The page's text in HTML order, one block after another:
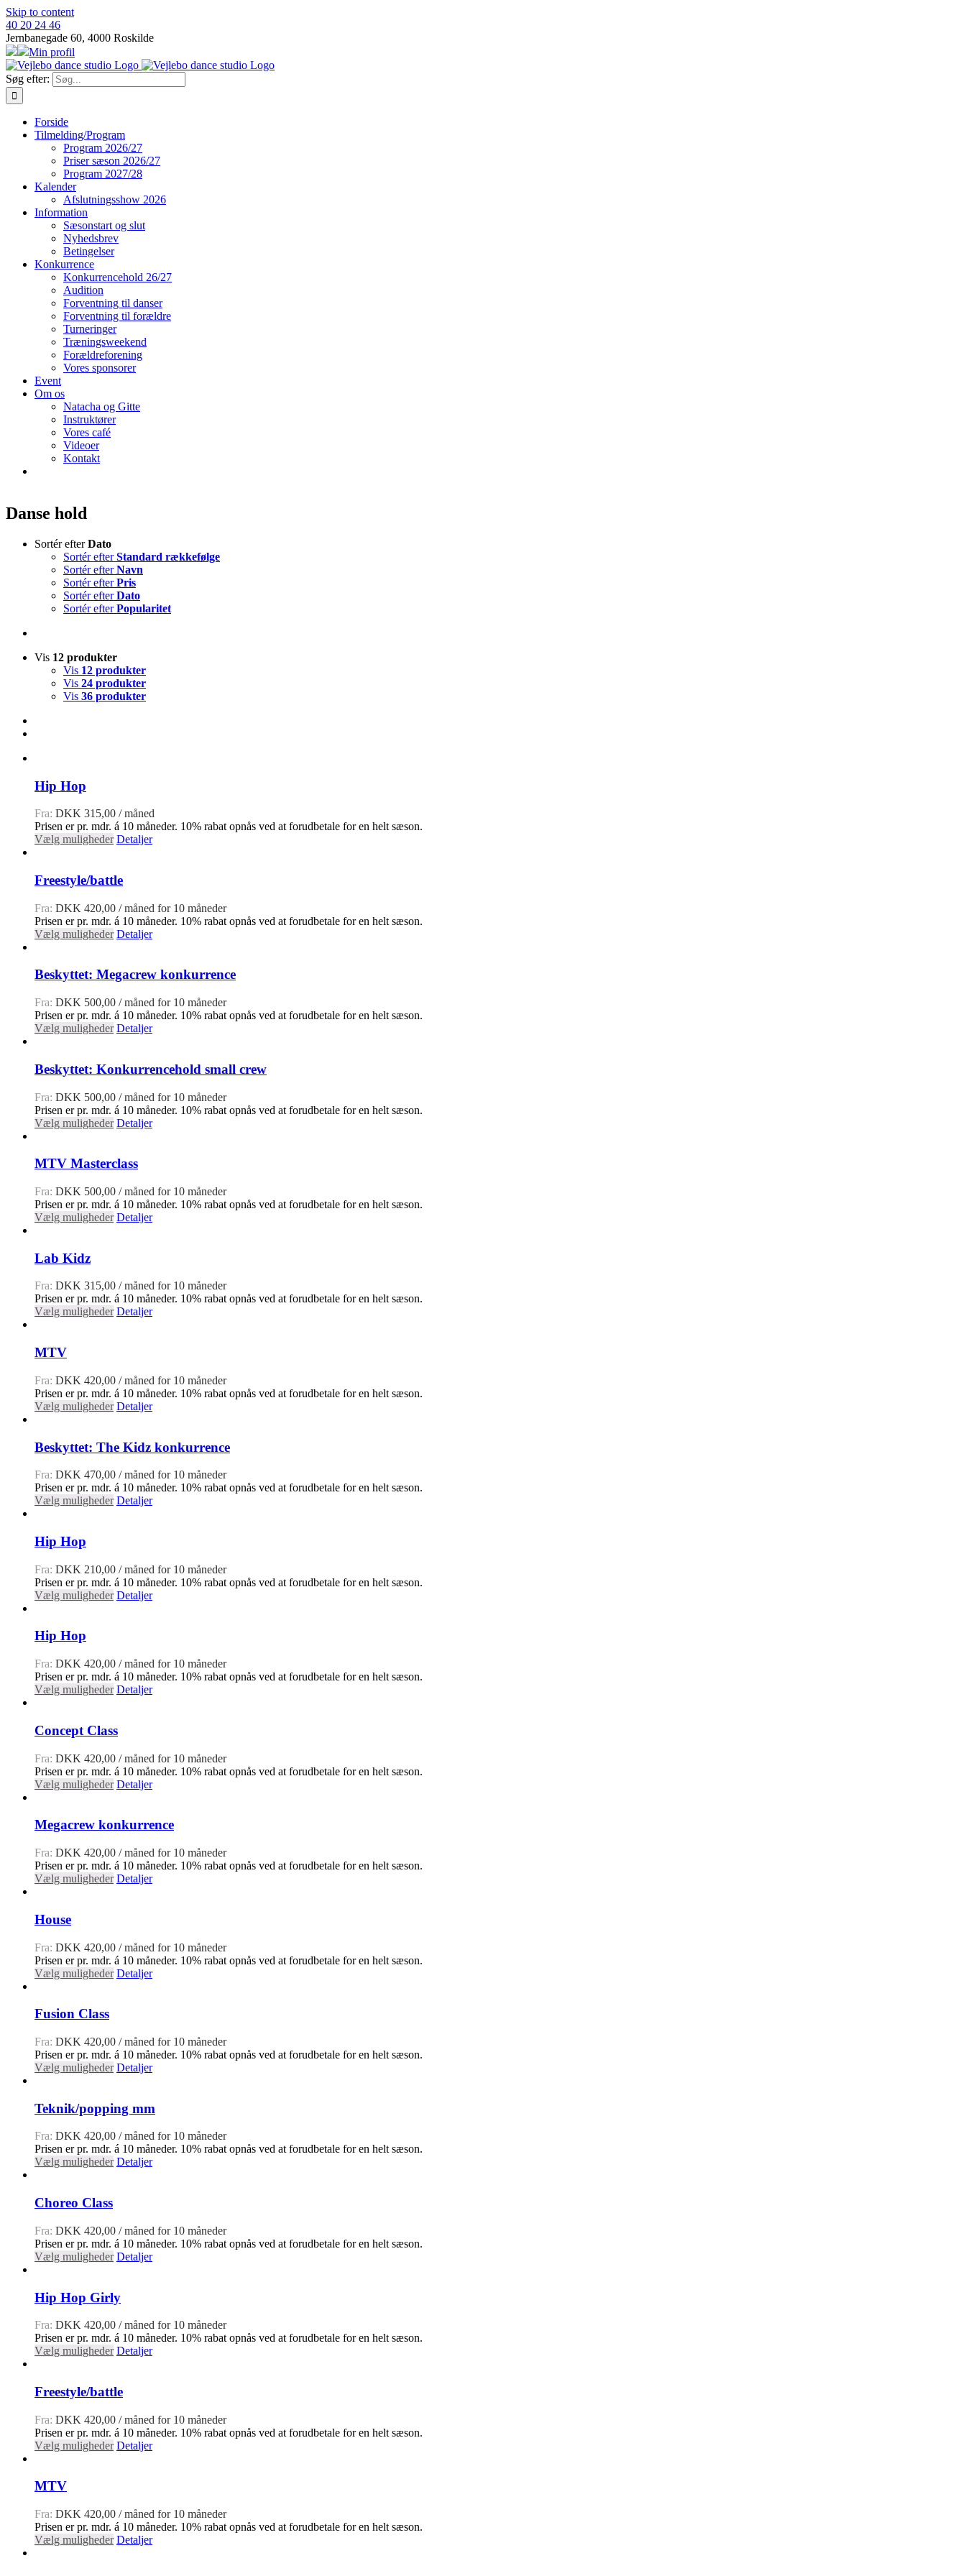
Skip to content
40 20 24 46
Jernbanegade 60, 4000 Roskilde
Min profil
Søg efter:
Forside
Tilmelding/Program
Program 2026/27
Priser sæson 2026/27
Program 2027/28
Kalender
Afslutningsshow 2026
Information
Sæsonstart og slut
Nyhedsbrev
Betingelser
Konkurrence
Konkurrencehold 26/27
Audition
Forventning til danser
Forventning til forældre
Turneringer
Træningsweekend
Forældreforening
Vores sponsorer
Event
Om os
Natacha og Gitte
Instruktører
Vores café
Videoer
Kontakt
Danse hold
Sortér efterDato
Sortér efterStandard rækkefølge
Sortér efterNavn
Sortér efterPris
Sortér efterDato
Sortér efterPopularitet
Vis 12 produkter
Vis 12 produkter
Vis 24 produkter
Vis 36 produkter
Hip Hop
Fra: DKK 315,00 / måned
Prisen er pr. mdr. á 10 måneder. 10% rabat opnås ved at forudbetale for en helt sæson.
Vælg muligheder Detaljer
Freestyle/battle
Fra: DKK 420,00 / måned for 10 måneder
Prisen er pr. mdr. á 10 måneder. 10% rabat opnås ved at forudbetale for en helt sæson.
Vælg muligheder Detaljer
Beskyttet: Megacrew konkurrence
Fra: DKK 500,00 / måned for 10 måneder
Prisen er pr. mdr. á 10 måneder. 10% rabat opnås ved at forudbetale for en helt sæson.
Vælg muligheder Detaljer
Beskyttet: Konkurrencehold small crew
Fra: DKK 500,00 / måned for 10 måneder
Prisen er pr. mdr. á 10 måneder. 10% rabat opnås ved at forudbetale for en helt sæson.
Vælg muligheder Detaljer
MTV Masterclass
Fra: DKK 500,00 / måned for 10 måneder
Prisen er pr. mdr. á 10 måneder. 10% rabat opnås ved at forudbetale for en helt sæson.
Vælg muligheder Detaljer
Lab Kidz
Fra: DKK 315,00 / måned for 10 måneder
Prisen er pr. mdr. á 10 måneder. 10% rabat opnås ved at forudbetale for en helt sæson.
Vælg muligheder Detaljer
MTV
Fra: DKK 420,00 / måned for 10 måneder
Prisen er pr. mdr. á 10 måneder. 10% rabat opnås ved at forudbetale for en helt sæson.
Vælg muligheder Detaljer
Beskyttet: The Kidz konkurrence
Fra: DKK 470,00 / måned for 10 måneder
Prisen er pr. mdr. á 10 måneder. 10% rabat opnås ved at forudbetale for en helt sæson.
Vælg muligheder Detaljer
Hip Hop
Fra: DKK 210,00 / måned for 10 måneder
Prisen er pr. mdr. á 10 måneder. 10% rabat opnås ved at forudbetale for en helt sæson.
Vælg muligheder Detaljer
Hip Hop
Fra: DKK 420,00 / måned for 10 måneder
Prisen er pr. mdr. á 10 måneder. 10% rabat opnås ved at forudbetale for en helt sæson.
Vælg muligheder Detaljer
Concept Class
Fra: DKK 420,00 / måned for 10 måneder
Prisen er pr. mdr. á 10 måneder. 10% rabat opnås ved at forudbetale for en helt sæson.
Vælg muligheder Detaljer
Megacrew konkurrence
Fra: DKK 420,00 / måned for 10 måneder
Prisen er pr. mdr. á 10 måneder. 10% rabat opnås ved at forudbetale for en helt sæson.
Vælg muligheder Detaljer
House
Fra: DKK 420,00 / måned for 10 måneder
Prisen er pr. mdr. á 10 måneder. 10% rabat opnås ved at forudbetale for en helt sæson.
Vælg muligheder Detaljer
Fusion Class
Fra: DKK 420,00 / måned for 10 måneder
Prisen er pr. mdr. á 10 måneder. 10% rabat opnås ved at forudbetale for en helt sæson.
Vælg muligheder Detaljer
Teknik/popping mm
Fra: DKK 420,00 / måned for 10 måneder
Prisen er pr. mdr. á 10 måneder. 10% rabat opnås ved at forudbetale for en helt sæson.
Vælg muligheder Detaljer
Choreo Class
Fra: DKK 420,00 / måned for 10 måneder
Prisen er pr. mdr. á 10 måneder. 10% rabat opnås ved at forudbetale for en helt sæson.
Vælg muligheder Detaljer
Hip Hop Girly
Fra: DKK 420,00 / måned for 10 måneder
Prisen er pr. mdr. á 10 måneder. 10% rabat opnås ved at forudbetale for en helt sæson.
Vælg muligheder Detaljer
Freestyle/battle
Fra: DKK 420,00 / måned for 10 måneder
Prisen er pr. mdr. á 10 måneder. 10% rabat opnås ved at forudbetale for en helt sæson.
Vælg muligheder Detaljer
MTV
Fra: DKK 420,00 / måned for 10 måneder
Prisen er pr. mdr. á 10 måneder. 10% rabat opnås ved at forudbetale for en helt sæson.
Vælg muligheder Detaljer